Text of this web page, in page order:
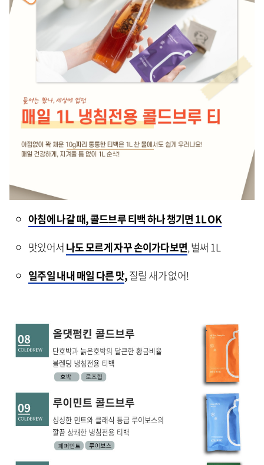
아침에 나갈 때, 콜드브루 티백 하나 챙기면 1L OK
맛있어서 나도 모르게 자꾸 손이가다보면, 벌써 1L
일주일 내내 매일 다른 맛,질릴 새가 없어!